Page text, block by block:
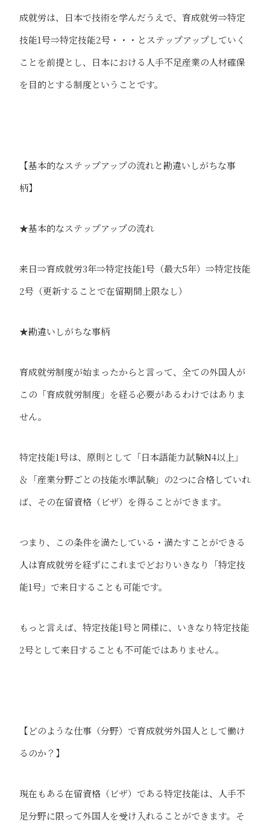
成就労は、日本で技術を学んだうえで、育成就労⇒特定
技能1号⇒特定技能2号・・・とステップアップしていく
ことを前提とし、日本における人手不足産業の人材確保
を目的とする制度ということです。
【基本的なステップアップの流れと勘違いしがちな事
柄】
★基本的なステップアップの流れ
来日⇒育成就労3年⇒特定技能1号（最大5年）⇒特定技能
2号（更新することで在留期間上限なし）
★勘違いしがちな事柄
育成就労制度が始まったからと言って、全ての外国人が
この「育成就労制度」を経る必要があるわけではありま
せん。
特定技能1号は、原則として「日本語能力試験N4以上」
＆「産業分野ごとの技能水準試験」の2つに合格していれ
ば、その在留資格（ビザ）を得ることができます。
つまり、この条件を満たしている・満たすことができる
人は育成就労を経ずにこれまでどおりいきなり「特定技
能1号」で来日することも可能です。
もっと言えば、特定技能1号と同様に、いきなり特定技能
2号として来日することも不可能ではありません。
【どのような仕事（分野）で育成就労外国人として働け
るのか？】
現在もある在留資格（ビザ）である特定技能は、人手不
足分野に限って外国人を受け入れることができます。そ